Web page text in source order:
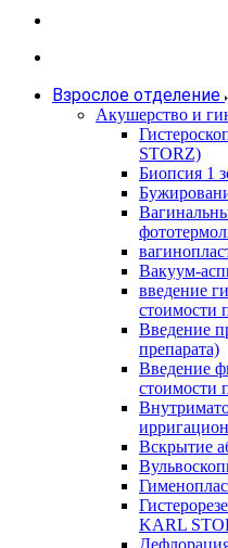
Взрослое отделение
Акушерство и
STORZ)
Биопсия 1
Вакуум-
введение
стоимости
Введение
препарата)
Введение
стоимости
Вскрытие
KARL